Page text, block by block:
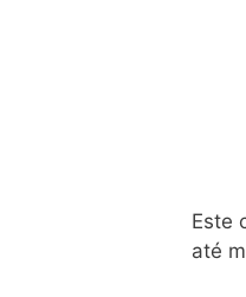
Este
até